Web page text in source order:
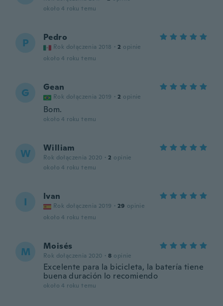
około 4 roku temu
P Pedro
Rok dołączenia 2018 · 2 opinie
około 4 roku temu
G Gean
Rok dołączenia 2019 · 2 opinie
Bom.
około 4 roku temu
W William
Rok dołączenia 2020 · 2 opinie
około 4 roku temu
I Ivan
Rok dołączenia 2019 · 29 opinie
około 4 roku temu
M Moisés
Rok dołączenia 2020 · 8 opinie
Excelente para la bicicleta, la batería tiene
buena duración lo recomiendo
około 4 roku temu